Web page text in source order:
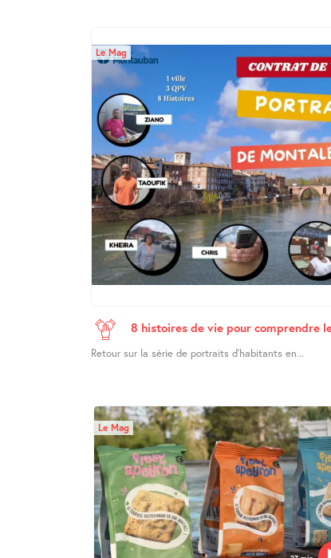
Le Mag
8 histoires de vie pour comprendre
Retour sur la série de portraits d’habitants en...
Le Mag